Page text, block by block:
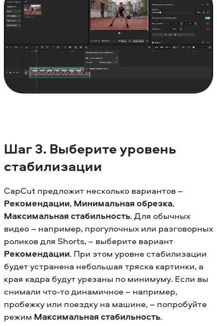
Шаг 3. Выберите уровень
стабилизации
CapCut предложит несколько вариантов –
Рекомендации, Минимальная обрезка,
Максимальная стабильность. Для обычных
видео – например, прогулочных или разговорных
роликов для Shorts, – выберите вариант
Рекомендации. При этом уровне стабилизации
будет устранена небольшая тряска картинки, а
края кадра будут урезаны по минимуму. Если вы
снимали что-то динамичное – например,
пробежку или поездку на машине, – попробуйте
режим Максимальная стабильность.